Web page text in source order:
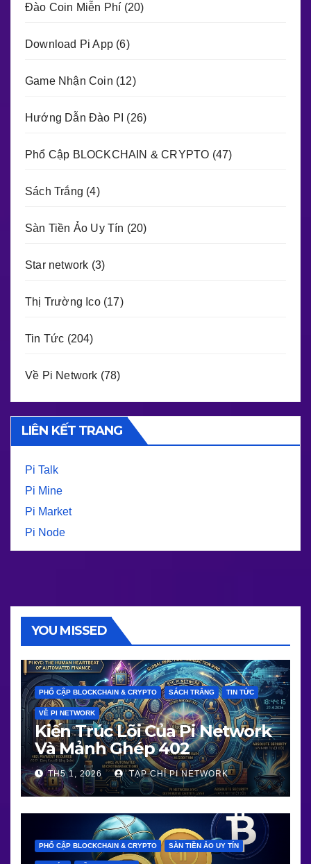
Đào Coin Miễn Phí (20)
Download Pi App (6)
Game Nhận Coin (12)
Hướng Dẫn Đào PI (26)
Phổ Cập BLOCKCHAIN & CRYPTO (47)
Sách Trắng (4)
Sàn Tiền Ảo Uy Tín (20)
Star network (3)
Thị Trường Ico(17)
Tin Tức (204)
Về Pi Network (78)
LIÊN KẾT TRANG
Pi Talk
Pi Mine
Pi Market
Pi Node
YOU MISSED
PHỔ CẬP BLOCKCHAIN & CRYPTO SÁCH TRẮNG TIN TỨC
VỀ PI NETWORK
Kiến Trúc Lõi Của Pi Network
Và Mảnh Ghép 402
TH5 1, 2026 TẠP CHÍ PI NETWORK
PHỔ CẬP BLOCKCHAIN & CRYPTO SÀN TIỀN ẢO UY TÍN